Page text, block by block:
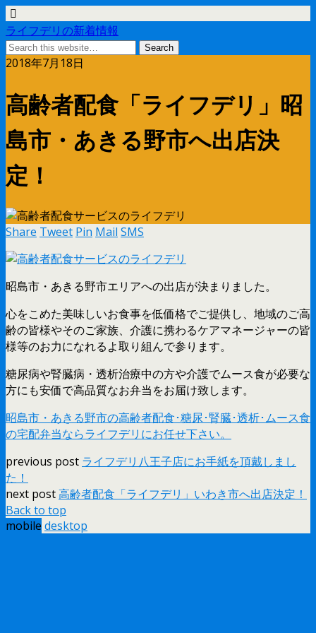
ライフデリの新着情報
2018年7月18日
高齢者配食「ライフデリ」昭
島市・あきる野市へ出店決
定！
Share Tweet Pin Mail SMS
昭島市・あきる野市エリアへの出店が決まりました。
心をこめた美味しいお食事を低価格でご提供し、地域のご高
齢の皆様やそのご家族、介護に携わるケアマネージャーの皆
様等のお力になれるよ取り組んで参ります。
糖尿病や腎臓病・透析治療中の方や介護でムース食が必要な
方にも安価で高品質なお弁当をお届け致します。
昭島市・あきる野市の高齢者配食･糖尿･腎臓･透析･ムース食
の宅配弁当ならライフデリにお任せ下さい。
previous post ライフデリ八王子店にお手紙を頂戴しまし
た！
next post高齢者配食「ライフデリ」いわき市へ出店決定！
Back to top
mobile desktop